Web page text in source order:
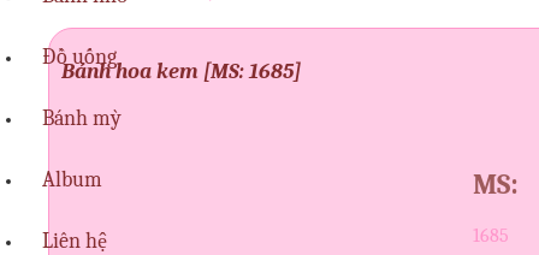
Đồ uống
Bánh mỳ
Album
Liên hệ
Bánh hoa kem [MS: 1685]
MS:
1685